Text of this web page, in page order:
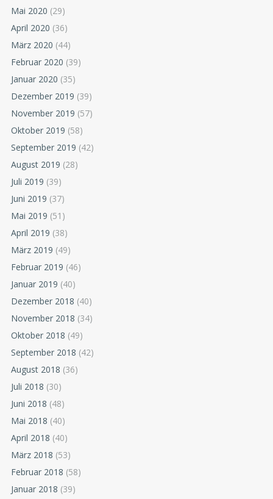
Mai 2020 (29)
April 2020 (36)
März 2020 (44)
Februar 2020 (39)
Januar 2020 (35)
Dezember 2019 (39)
November 2019 (57)
Oktober 2019 (58)
September 2019 (42)
August 2019 (28)
Juli 2019 (39)
Juni 2019 (37)
Mai 2019 (51)
April 2019 (38)
März 2019 (49)
Februar 2019 (46)
Januar 2019 (40)
Dezember 2018 (40)
November 2018 (34)
Oktober 2018 (49)
September 2018 (42)
August 2018 (36)
Juli 2018 (30)
Juni 2018 (48)
Mai 2018 (40)
April 2018 (40)
März 2018 (53)
Februar 2018 (58)
Januar 2018 (39)